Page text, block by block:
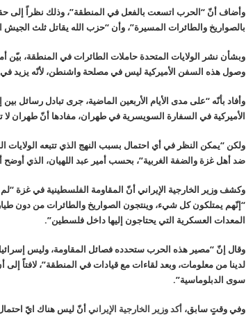
وأضاف أنّ “الحرب اتسعت بالفعل في المنطقة”، وذلك نظراً إلى
بالصواريخ والطائرات المسيرة”، وأن “حزب الله يقاتل ثلث الجيش
وبشأن نشر الولايات المتحدة حاملات الطائرات في المنطقة، بيّن
وصول هذه السفن الأميركية ليس في مصلحة واشنطن، لأنّه يزيد
وأفاد بأنّه “على مدى الأيام الأربعين الماضية، جرى تبادل رسائل
الأميركية في السفارة السويسرية في طهران، مفادها أنّ طهران لا
ولكن “يمكن النظر في أي احتمال بسبب النهج الذي تتبعه
ضد أهل غزة والضفة الغربية”، بحسب أمير عبد اللهيان، الذي
وكشف وزير الخارجية الإيراني أنّ المقاومة الفلسطينية في غزة
“إنّهم يمتلكون كل شيء، وينتجون الصواريخ والطائرات من دون
المعدات العسكرية التي يحتاجون إليها داخل فلسطين”.
وقال إنّ “مصير هذه الحرب ستحدده فصائل المقاومة، وليس
لدينا من معلومات، وبعد لقاءات مع قيادات في المنطقة”، لافتاً إلى
سوى الدبلوماسية”.
وفي وقتٍ سابق،أكد وزير الخارجية الإيراني أنّ ليس هناك ايّ احتمال